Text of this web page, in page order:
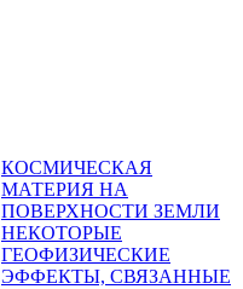
КОСМИЧЕСКАЯ
МАТЕРИЯ НА
ПОВЕРХНОСТИ ЗЕМЛИ
НЕКОТОРЫЕ
ГЕОФИЗИЧЕСКИЕ
ЭФФЕКТЫ, СВЯЗАННЫЕ